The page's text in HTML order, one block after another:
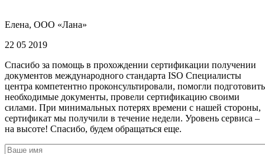
Елена, ООО «Лана»
22 05 2019
Спасибо за помощь в прохождении сертификации получении
документов международного стандарта ISO Специалисты
центра компетентно проконсультировали, помогли подготовить
необходимые документы, провели сертификацию своими
силами. При минимальных потерях времени с нашей стороны,
сертификат мы получили в течение недели. Уровень сервиса –
на высоте! Спасибо, будем обращаться еще.